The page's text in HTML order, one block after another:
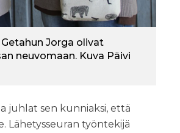
Jorga olivat
neuvomaan. Kuva Päivi
juhlat sen kunniaksi, että
Lähetysseuran työntekijä